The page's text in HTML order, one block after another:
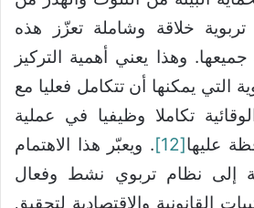
خلاقة وشاملة تعزّز هذه
وهذا يعني أهمية التركيز
التي يمكنها أن تتكامل فعليا مع
تكاملا وظيفيا في عملية
عليها[12]
. ويعبّر هذا الاهتمام
إلى نظام تربوي نشط وفعال
القانونية والاقتصادية لتحقيق